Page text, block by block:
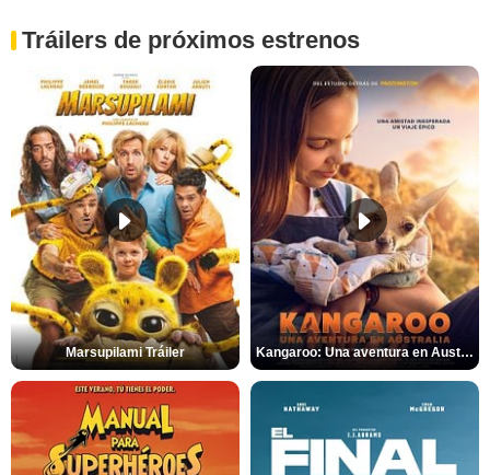
Tráilers de próximos estrenos
Marsupilami Tráiler Kangaroo: Una aventura en Australia Tráiler